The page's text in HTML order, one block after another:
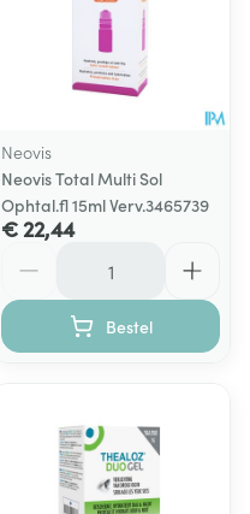
Neovis
Neovis Total Multi Sol
Ophtal.fl 15ml Verv.3465739
€ 22,44
Bestel